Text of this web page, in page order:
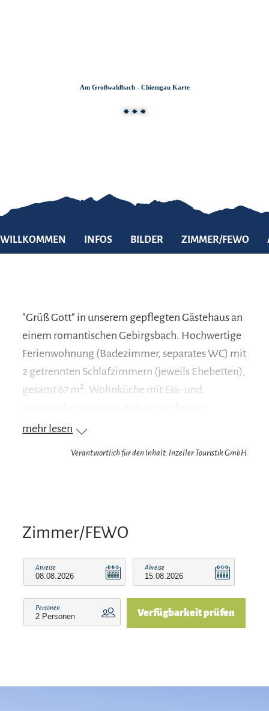
Am Großwaldbach - Chiemgau Karte
WILLKOMMEN INFOS BILDER ZIMMER/FEWO
"Grüß Gott" in unserem gepflegten Gästehaus an
einem romantischen Gebirgsbach. Hochwertige
Ferienwohnung (Badezimmer, separates WC) mit
2 getrennten Schlafzimmern (jeweils Ehebetten),
gesamt 67 m². Wohnküche mit Ess- und
Panoramablick, Einrichtung im bayr.
mehr lesen
Verantwortlich für den Inhalt: Inzeller Touristik GmbH
Zimmer/FEWO
Anreise Abreise
Personen Verfügbarkeit prüfen